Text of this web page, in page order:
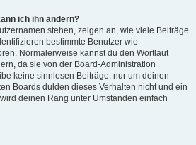
ich ihn ändern?
stehen, zeigen an, wie viele Beiträge
bestimmte Benutzer wie
Normalerweise kannst du den Wortlaut
da sie von der Board-Administration
keine sinnlosen Beiträge, nur um deinen
Boards dulden dieses Verhalten nicht und ein
deinen Rang unter Umständen einfach